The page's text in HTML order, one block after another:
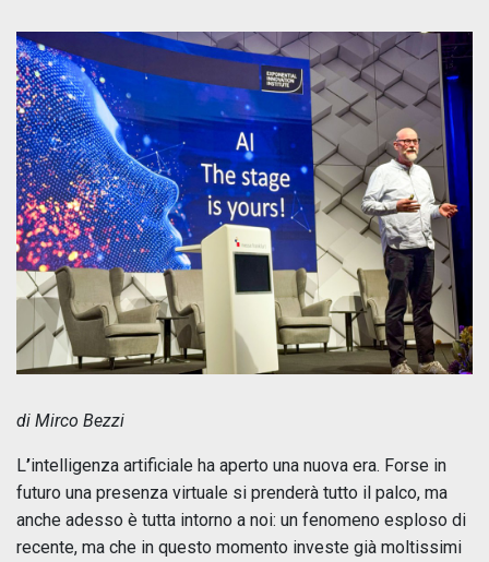
di Mirco Bezzi
L’intelligenza artificiale ha aperto una nuova era. Forse in
futuro una presenza virtuale si prenderà tutto il palco, ma
anche adesso è tutta intorno a noi: un fenomeno esploso di
recente, ma che in questo momento investe già moltissimi